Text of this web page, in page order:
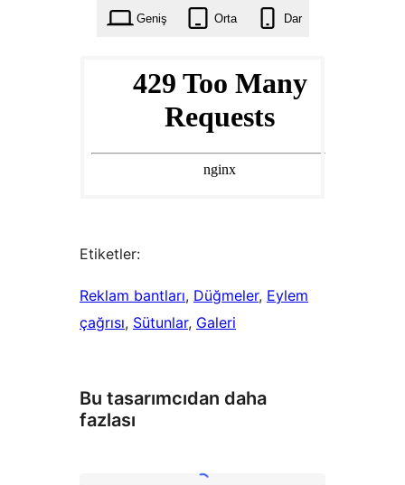
Geniş Orta Dar
Etiketler:
Reklam bantları, Düğmeler, Eylem
çağrısı, Sütunlar, Galeri
Bu tasarımcıdan daha
fazlası